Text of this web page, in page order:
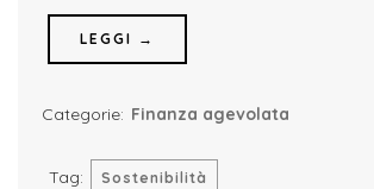
LEGGI →
Categorie: Finanza agevolata
Tag: Sostenibilità